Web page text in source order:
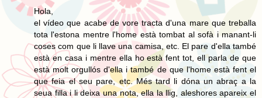
Hola,
el vídeo que acabe de vore tracta d'una mare que treballa
tota l'estona mentre l'home està tombat al sofà i manant-li
coses com que li llave una camisa, etc. El pare d'ella també
està en casa i mentre ella ho està fent tot, ell parla de que
està molt orgullós d'ella i també de que l'home està fent el
que feia el seu pare, etc. Més tard li dóna un abraç a la
seua filla i li deixa una nota, ella la llig, aleshores apareix el